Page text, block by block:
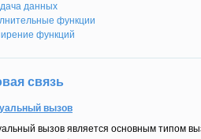
данных
функции
функций
связь
вызов
вызов является основным типом